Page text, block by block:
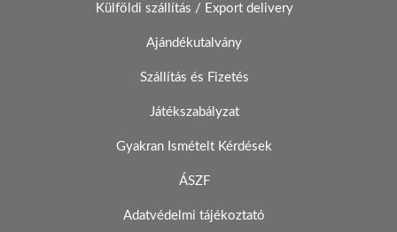
Külföldi szállítás / Export delivery
Ajándékutalvány
Szállítás és Fizetés
Játékszabályzat
Gyakran Ismételt Kérdések
ÁSZF
Adatvédelmi tájékoztató